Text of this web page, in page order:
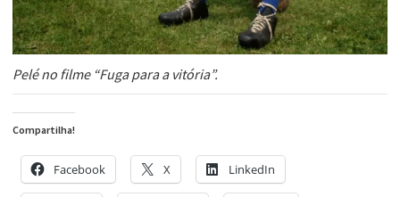
Pelé no filme “Fuga para a vitória”.
Compartilha!
Facebook X LinkedIn